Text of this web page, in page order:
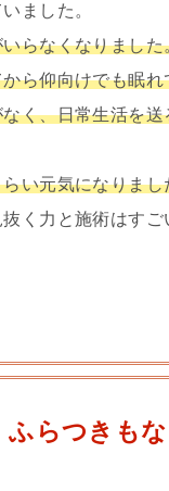
ました。
らなくなりました
ら仰向けでも眠
く、日常生活を
い元気になりまし
く力と施術はすご
ふらつきも